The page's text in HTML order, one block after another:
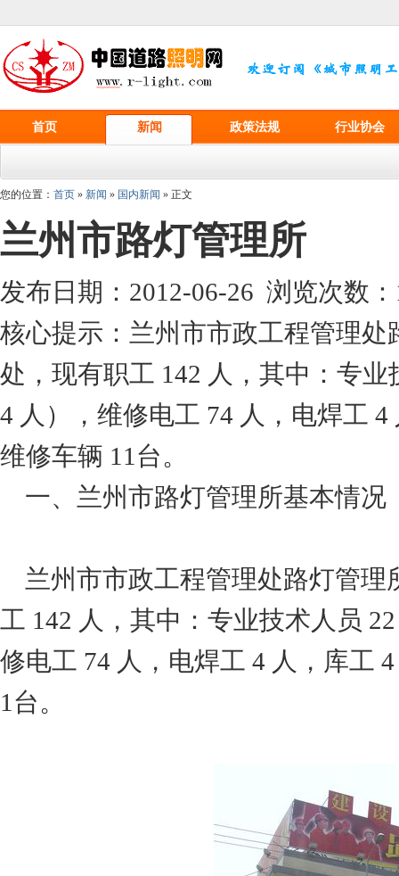
首页 新闻 政策法规 行业协会
您的位置： 首页 » 新闻 » 国内新闻 » 正文
兰州市路灯管理所
发布日期：2012-06-26 浏览次数：
核心提示：兰州市市政工程管理
处，现有职工 142 人，其中：专
4 人），维修电工 74 人，电焊工
维修车辆 11台。
一、兰州市路灯管理所基本情况
兰州市市政工程管理处路灯管理
工 142 人，其中：专业技术人员
修电工 74 人，电焊工 4 人，库工
1台。